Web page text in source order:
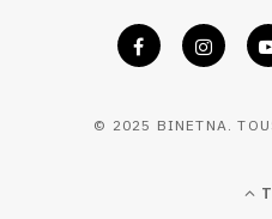
© 2025 BINETNA.